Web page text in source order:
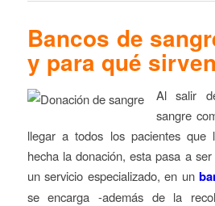
Bancos de
y para qué
Al salir
sangre
llegar a todos los pacientes que
hecha la donación, esta pasa a
un servicio especializado, en un
se encarga -además de la